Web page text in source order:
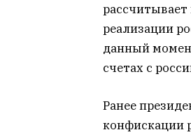
реализации
данный
счетах с
Ранее
конфискации